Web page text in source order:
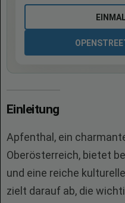
Einleitung
Apfenthal, ein
Oberösterreich, bietet
und eine reiche
zielt darauf ab, die